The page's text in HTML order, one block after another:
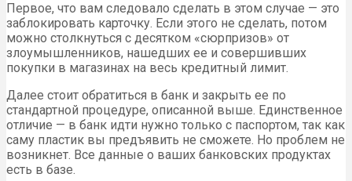
Первое, что вам следовало сделать в этом случае — это
заблокировать карточку. Если этого не сделать, потом
можно столкнуться с десятком «сюрпризов» от
злоумышленников, нашедших ее и совершивших
покупки в магазинах на весь кредитный лимит.
Далее стоит обратиться в банк и закрыть ее по
стандартной процедуре, описанной выше. Единственное
отличие — в банк идти нужно только с паспортом, так как
саму пластик вы предъявить не сможете. Но проблем не
возникнет. Все данные о ваших банковских продуктах
есть в базе.